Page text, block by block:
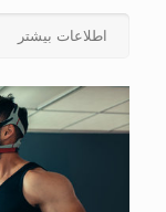
اطلاعات بیشتر